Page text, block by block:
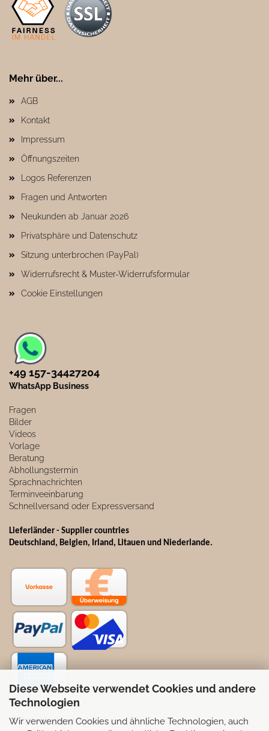
Diese Webseite verwendet Cookies und andere
Technologien
Wir verwenden Cookies und ähnliche Technologien, auch
Mehr über...
AGB
Kontakt
Impressum
Öffnungszeiten
Logos Referenzen
Fragen und Antworten
Neukunden ab Januar 2026
Privatsphäre und Datenschutz
Sitzung unterbrochen (PayPal)
Widerrufsrecht & Muster-Widerrufsformular
Cookie Einstellungen
+49 157-34427204​
WhatsApp Business
Fragen
Bilder
Videos
Vorlage
Beratung
Abhollungstermin
Sprachnachrichten
Terminveeinbarung
Schnellversand oder Expressversand
Lieferländer - Supplier countries
Deutschland, Belgien, Irland, Litauen und Niederlande.
Selbstabhollung möglich